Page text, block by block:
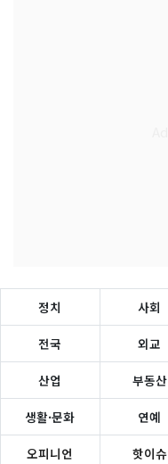
정치 사회
전국 외교
산업 부동산
생활·문화 연예
오피니언 핫이슈